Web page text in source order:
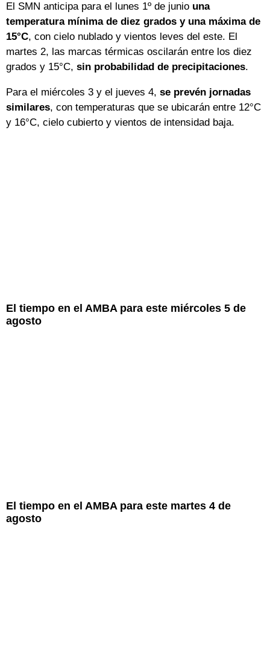
El SMN anticipa para el lunes 1º de junio una
temperatura mínima de diez grados y una máxima de
15°C, con cielo nublado y vientos leves del este. El
martes 2, las marcas térmicas oscilarán entre los diez
grados y 15°C, sin probabilidad de precipitaciones.
Para el miércoles 3 y el jueves 4, se prevén jornadas
similares, con temperaturas que se ubicarán entre 12°C
y 16°C, cielo cubierto y vientos de intensidad baja.
El tiempo en el AMBA para este miércoles 5 de
agosto
El tiempo en el AMBA para este martes 4 de
agosto